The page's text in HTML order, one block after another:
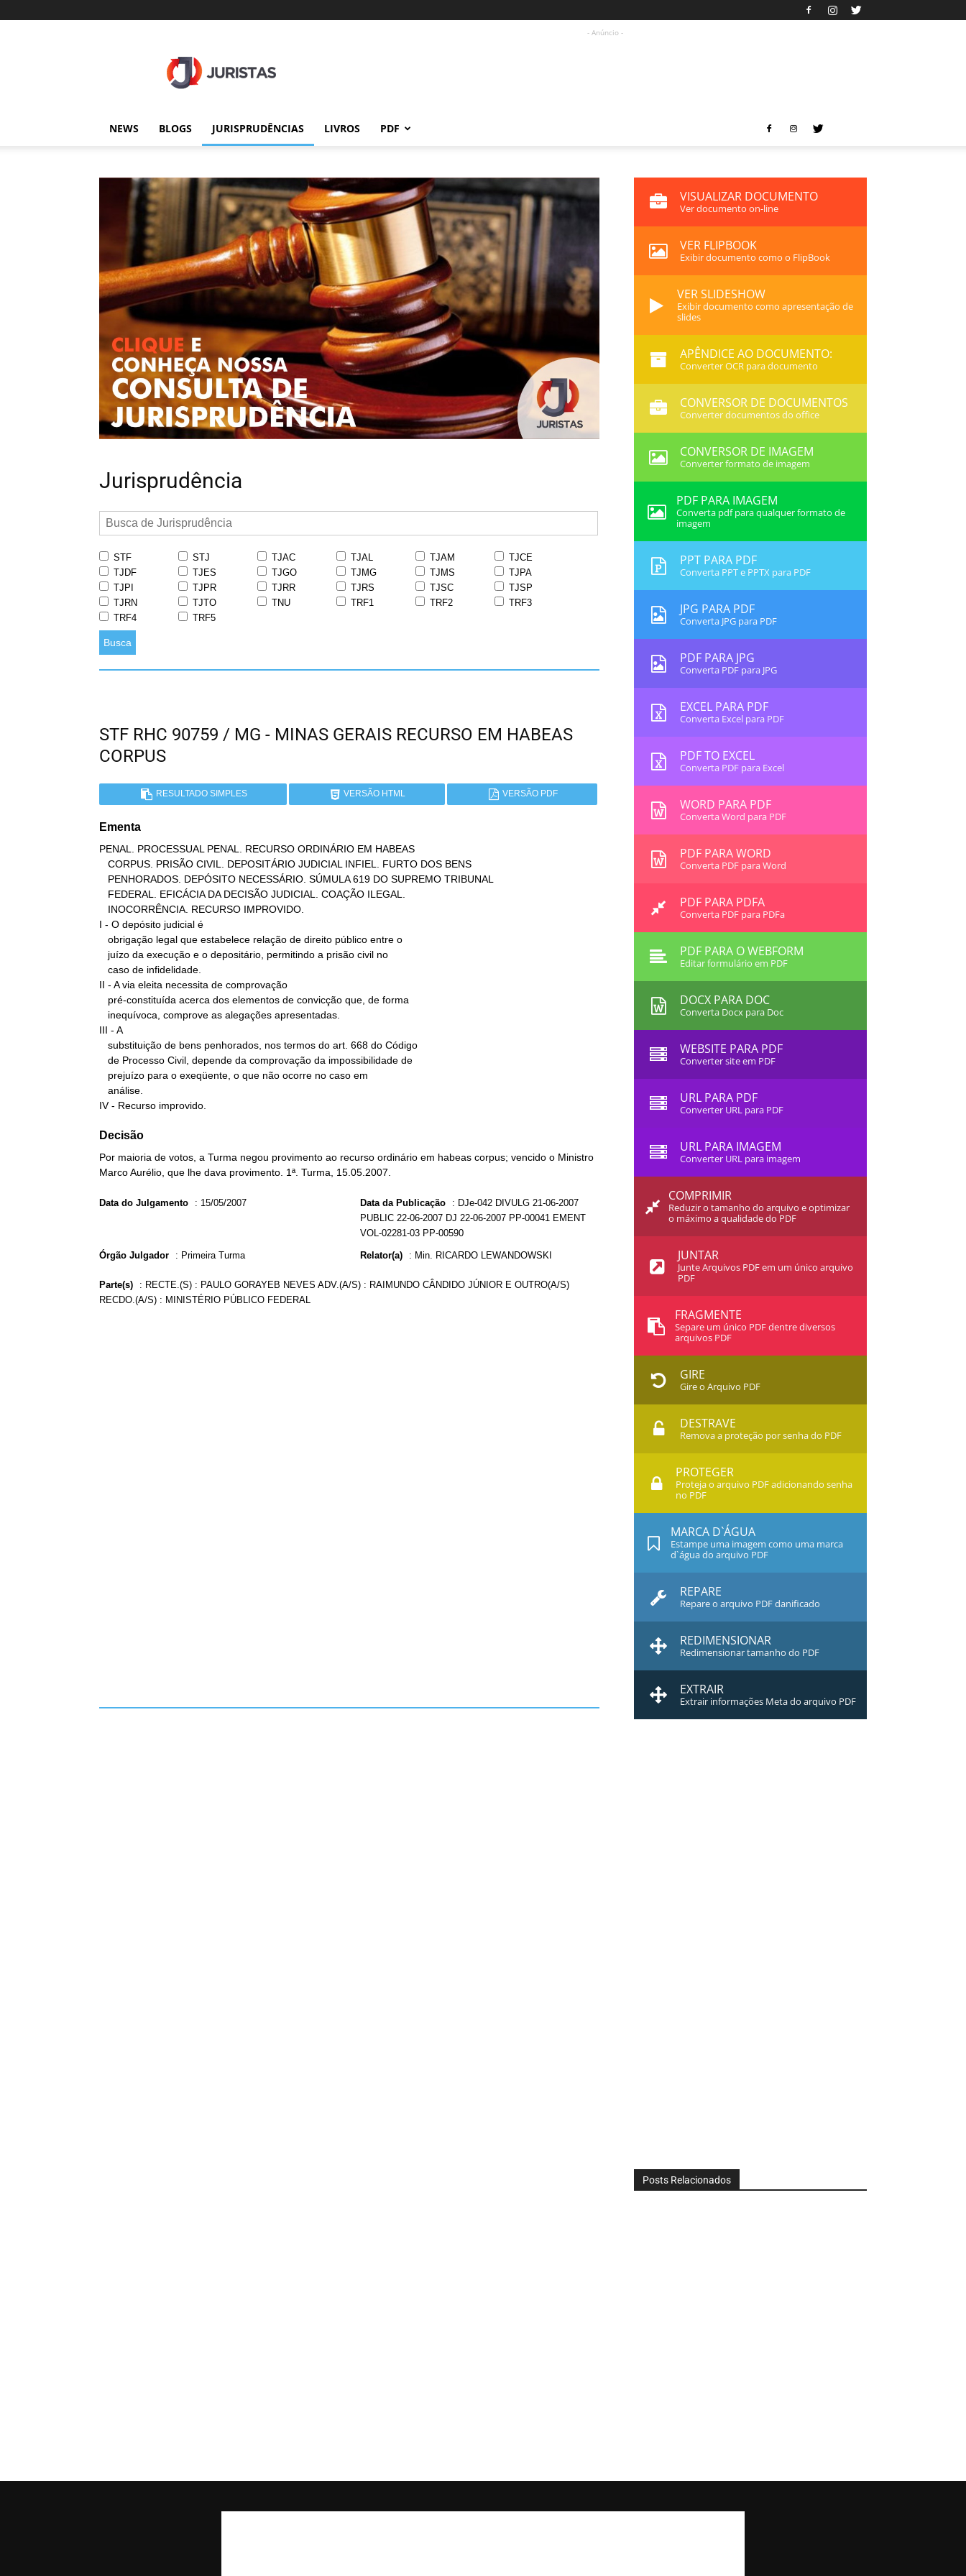
- Anúncio -
NEWS BLOGS JURISPRUDÊNCIAS LIVROS PDF
Jurisprudência
STF STJ TJAC TJAL TJAM
TJCE
TJDF
TJES TJGO TJMG TJMS
TJPA
TJPI
TJPR TJRR TJRS TJSC
TJSP
TJRN
TJTO TNU TRF1 TRF2
TRF3
TRF4
TRF5
Busca
STF RHC 90759 / MG - MINAS GERAIS RECURSO EM HABEAS
CORPUS
RESULTADO SIMPLES VERSÃO HTML VERSÃO PDF
Ementa
PENAL. PROCESSUAL PENAL. RECURSO ORDINÁRIO EM HABEAS
I - O depósito judicial é
II - A via eleita necessita de comprovação
III - A
IV - Recurso improvido.
Decisão
Por maioria de votos, a Turma negou provimento ao recurso ordinário em habeas corpus; vencido o Ministro
Marco Aurélio, que lhe dava provimento. 1ª. Turma, 15.05.2007.
Data do Julgamento : 15/05/2007 Data da Publicação : DJe-042 DIVULG 21-06-2007
PUBLIC 22-06-2007 DJ 22-06-2007 PP-00041 EMENT
VOL-02281-03 PP-00590
Órgão Julgador : Primeira Turma Relator(a) : Min. RICARDO LEWANDOWSKI
Parte(s) : RECTE.(S) : PAULO GORAYEB NEVES ADV.(A/S) : RAIMUNDO CÂNDIDO JÚNIOR E OUTRO(A/S)
RECDO.(A/S) : MINISTÉRIO PÚBLICO FEDERAL
VISUALIZAR DOCUMENTO
Ver documento on-line
VER FLIPBOOK
Exibir documento como o FlipBook
VER SLIDESHOW
Exibir documento como apresentação de
slides
APÊNDICE AO DOCUMENTO:
Converter OCR para documento
CONVERSOR DE DOCUMENTOS
Converter documentos do office
CONVERSOR DE IMAGEM
Converter formato de imagem
PDF PARA IMAGEM
Converta pdf para qualquer formato de
imagem
PPT PARA PDF
Converta PPT e PPTX para PDF
JPG PARA PDF
Converta JPG para PDF
PDF PARA JPG
Converta PDF para JPG
EXCEL PARA PDF
Converta Excel para PDF
PDF TO EXCEL
Converta PDF para Excel
WORD PARA PDF
Converta Word para PDF
PDF PARA WORD
Converta PDF para Word
PDF PARA PDFA
Converta PDF para PDFa
PDF PARA O WEBFORM
Editar formulário em PDF
DOCX PARA DOC
Converta Docx para Doc
WEBSITE PARA PDF
Converter site em PDF
URL PARA PDF
Converter URL para PDF
URL PARA IMAGEM
Converter URL para imagem
COMPRIMIR
Reduzir o tamanho do arquivo e optimizar
o máximo a qualidade do PDF
JUNTAR
Junte Arquivos PDF em um único arquivo
PDF
FRAGMENTE
Separe um único PDF dentre diversos
arquivos PDF
GIRE
Gire o Arquivo PDF
DESTRAVE
Remova a proteção por senha do PDF
PROTEGER
Proteja o arquivo PDF adicionando senha
no PDF
MARCA D`ÁGUA
Estampe uma imagem como uma marca
d`água do arquivo PDF
REPARE
Repare o arquivo PDF danificado
REDIMENSIONAR
Redimensionar tamanho do PDF
EXTRAIR
Extrair informações Meta do arquivo PDF
Posts Relacionados